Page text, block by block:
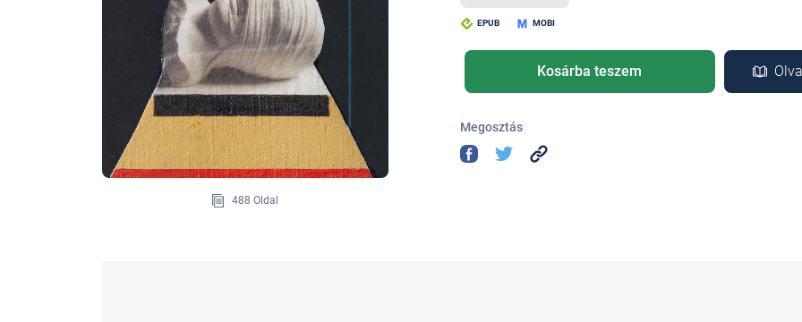
488 Oldal
EPUB MOBI
Kosárba teszem
Megosztás